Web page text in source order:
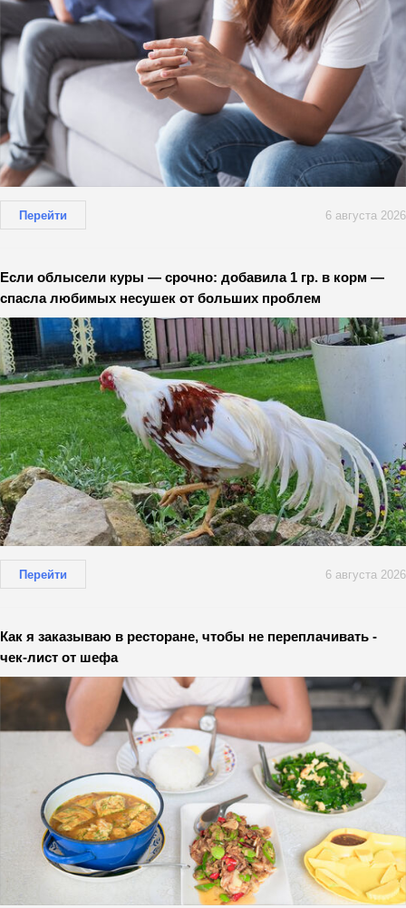
Перейти 6 августа 2026
Если облысели куры — срочно: добавила 1 гр. в корм —
спасла любимых несушек от больших проблем
Перейти 6 августа 2026
Как я заказываю в ресторане, чтобы не переплачивать -
чек-лист от шефа